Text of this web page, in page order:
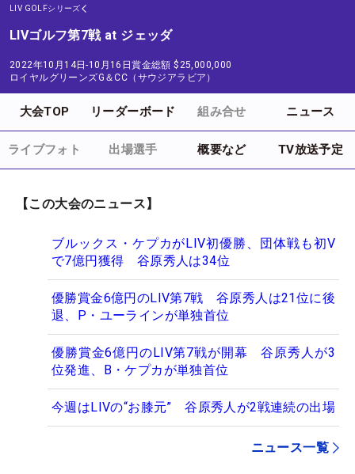
LIV GOLFシリーズ
LIVゴルフ第7戦 at ジェッダ
2022年10月14日-10月16日賞金総額 $25,000,000
ロイヤルグリーンズG＆CC（サウジアラビア）
大会TOP リーダーボード 組み合せ ニュース
ライブフォト 出場選手 概要など TV放送予定
【この大会のニュース】
ブルックス・ケプカがLIV初優勝、団体戦も初V
で7億円獲得 谷原秀人は34位
優勝賞金6億円のLIV第7戦 谷原秀人は21位に後
退、P・ユーラインが単独首位
優勝賞金6億円のLIV第7戦が開幕 谷原秀人が3
位発進、B・ケプカが単独首位
今週はLIVの“お膝元” 谷原秀人が2戦連続の出場
ニュース一覧